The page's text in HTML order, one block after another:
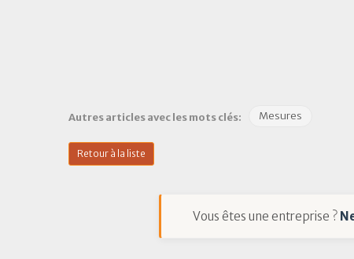
Autres articles avec les mots clés: Mesures
Retour à la liste
Vous êtes une entreprise ?